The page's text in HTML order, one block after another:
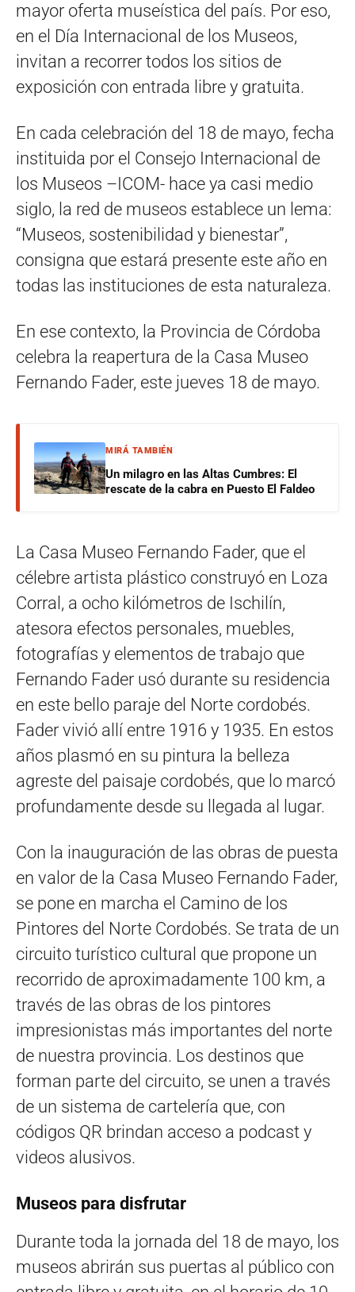
mayor oferta museística del país. Por eso,
en el Día Internacional de los Museos,
invitan a recorrer todos los sitios de
exposición con entrada libre y gratuita.
En cada celebración del 18 de mayo, fecha
instituida por el Consejo Internacional de
los Museos –ICOM- hace ya casi medio
siglo, la red de museos establece un lema:
“Museos, sostenibilidad y bienestar”,
consigna que estará presente este año en
todas las instituciones de esta naturaleza.
En ese contexto, la Provincia de Córdoba
celebra la reapertura de la Casa Museo
Fernando Fader, este jueves 18 de mayo.
MIRÁ TAMBIÉN
Un milagro en las Altas Cumbres: El
rescate de la cabra en Puesto El Faldeo
La Casa Museo Fernando Fader, que el
célebre artista plástico construyó en Loza
Corral, a ocho kilómetros de Ischilín,
atesora efectos personales, muebles,
fotografías y elementos de trabajo que
Fernando Fader usó durante su residencia
en este bello paraje del Norte cordobés.
Fader vivió allí entre 1916 y 1935. En estos
años plasmó en su pintura la belleza
agreste del paisaje cordobés, que lo marcó
profundamente desde su llegada al lugar.
Con la inauguración de las obras de puesta
en valor de la Casa Museo Fernando Fader,
se pone en marcha el Camino de los
Pintores del Norte Cordobés. Se trata de un
circuito turístico cultural que propone un
recorrido de aproximadamente 100 km, a
través de las obras de los pintores
impresionistas más importantes del norte
de nuestra provincia. Los destinos que
forman parte del circuito, se unen a través
de un sistema de cartelería que, con
códigos QR brindan acceso a podcast y
videos alusivos.
Museos para disfrutar
Durante toda la jornada del 18 de mayo, los
museos abrirán sus puertas al público con